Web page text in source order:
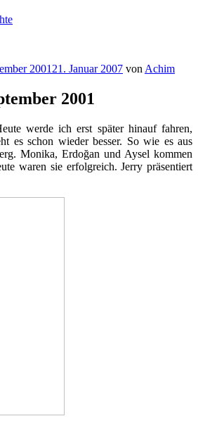
2001 21. Januar 2007 von Achim
2001
werde ich erst später hinauf fahren,
es schon wieder besser. So wie es aus
Monika, Erdoğan und Aysel kommen
waren sie erfolgreich. Jerry präsentiert